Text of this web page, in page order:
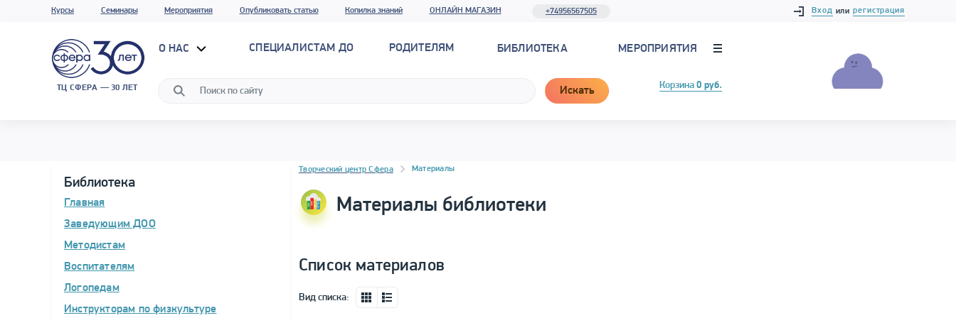
Курсы Семинары Мероприятия Опубликовать статью Копилка знаний ОНЛАЙН МАГАЗИН +74956567505 Вход или регистрация
ТЦ СФЕРА — 30 ЛЕТ
О НАС СПЕЦИАЛИСТАМ ДО РОДИТЕЛЯМ БИБЛИОТЕКА МЕРОПРИЯТИЯ
Искать Корзина 0 руб.
Библиотека
Главная
Заведующим ДОО
Методистам
Воспитателям
Логопедам
Инструкторам по физкультуре
Блок новостей
Творческий центр Сфера Материалы
Материалы библиотеки
Список материалов
Вид списка: